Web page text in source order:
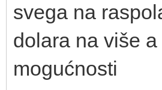
svega na
dolara na više
mogućnosti